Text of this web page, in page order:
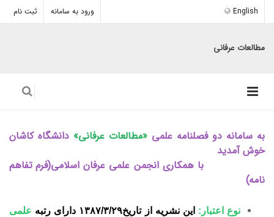
ورود به سامانه ثبت نام English
مطالعات عرفانی
به سامانه دو فصلنامه علمی «مطالعات عرفانی» دانشگاه کاشان
خوش آمدید
با همکاری انجمن علمی عرفان اسلامی(فرم تفاهم
نامه)
نوع اعتبار: این نشریه از تاریخ۱۳۸۷/۳/۲۹ دارای رتبه
علمی